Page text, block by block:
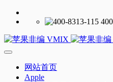
网站首页
Apple